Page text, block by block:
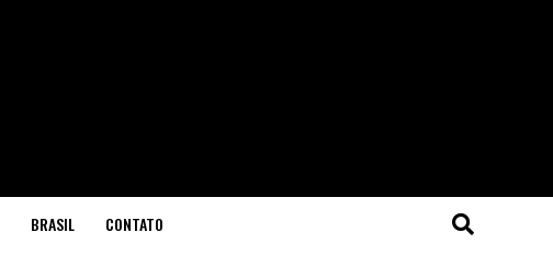
BRASIL CONTATO